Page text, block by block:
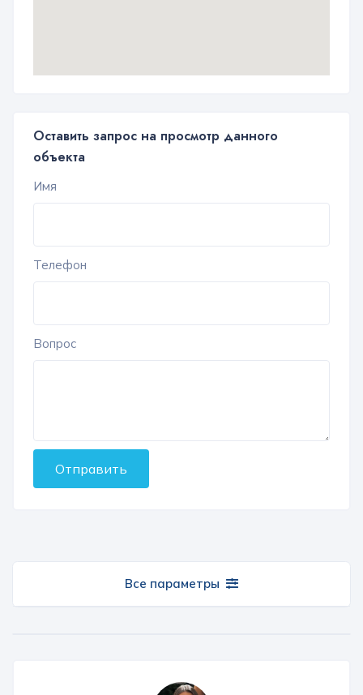
Оставить запрос на просмотр данного
объекта
Имя
Телефон
Вопрос
Отправить
Все параметры